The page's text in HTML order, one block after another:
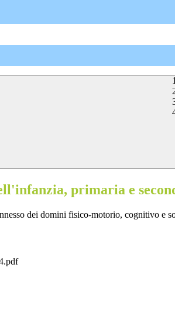
primaria e
dei domini fisico-motorio, cognitivo e